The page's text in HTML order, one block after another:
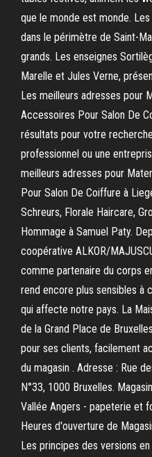
que le monde est monde.
dans le périmètre de Saint-
grands. Les enseignes
Marelle et Jules Verne,
Les meilleurs adresses pour
Accessoires Pour Salon De
résultats pour votre
professionnel ou une
meilleurs adresses pour
Pour Salon De Coiffure à
Schreurs, Florale Haircare,
Hommage à Samuel Paty.
coopérative ALKOR/
comme partenaire du corps
rend encore plus sensibles à
qui affecte notre pays. La
de la Grand Place de
pour ses clients, facilement
du magasin . Adresse : Rue
N°33, 1000 Bruxelles.
Vallée Angers - papeterie et
Heures d'ouverture de
Les principes des versions